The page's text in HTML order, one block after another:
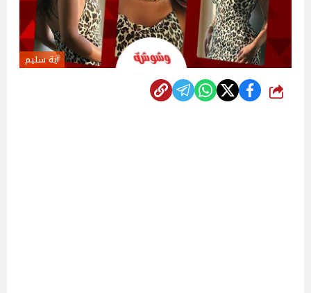
آية سليم
شارك